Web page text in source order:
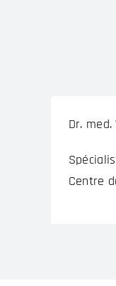
Dr.
Centre